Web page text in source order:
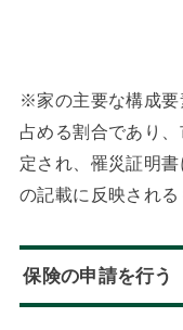
※家の主要な構成要
占める割合であり
定され、罹災証明
の記載に反映される
保険の申請を行う